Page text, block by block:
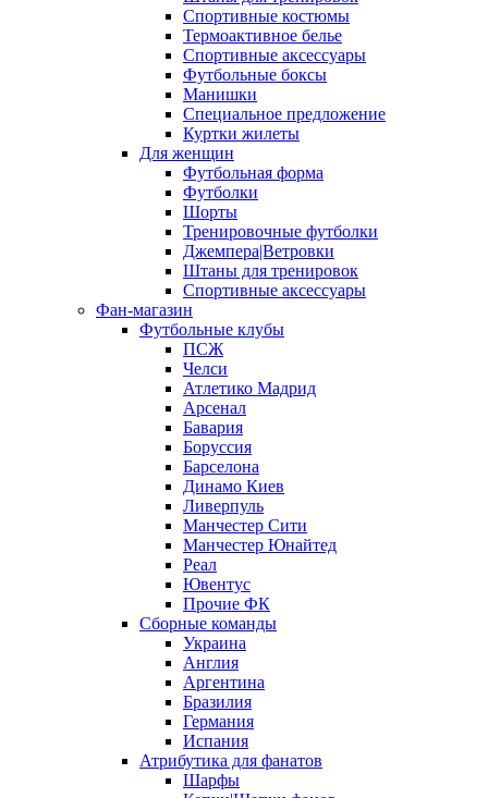
Спортивные костюмы
Термоактивное белье
Спортивные аксессуары
Футбольные боксы
Манишки
Специальное предложение
Куртки жилеты
Для женщин
Футбольная форма
Футболки
Шорты
Тренировочные футболки
Джемпера|Ветровки
Штаны для тренировок
Спортивные аксессуары
Фан-магазин
Футбольные клубы
ПСЖ
Челси
Атлетико Мадрид
Арсенал
Бавария
Боруссия
Барселона
Динамо Киев
Ливерпуль
Манчестер Сити
Манчестер Юнайтед
Реал
Ювентус
Прочие ФК
Сборные команды
Украина
Англия
Аргентина
Бразилия
Германия
Испания
Атрибутика для фанатов
Шарфы